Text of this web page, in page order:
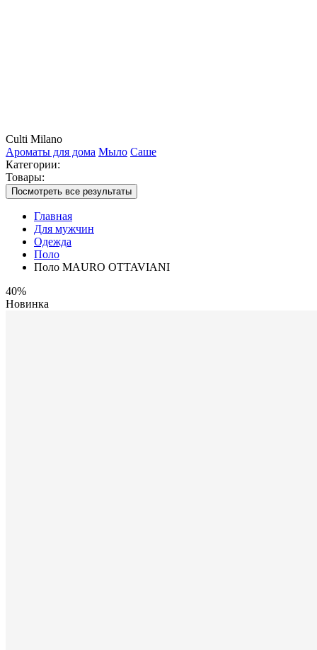
Culti Milano
Ароматы для дома Мыло Саше
Категории:
Товары:
Посмотреть все результаты
Главная
Для мужчин
Одежда
Поло
Поло MAURO OTTAVIANI
40%
Новинка